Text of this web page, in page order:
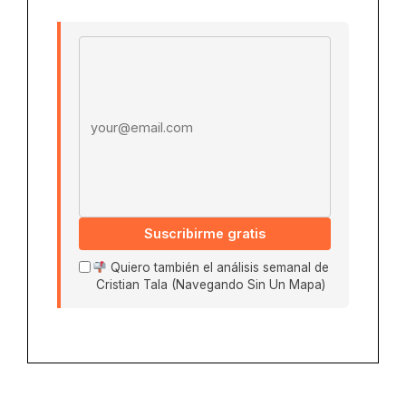
Suscribirme gratis
Quiero también el análisis semanal de
Cristian Tala (Navegando Sin Un Mapa)